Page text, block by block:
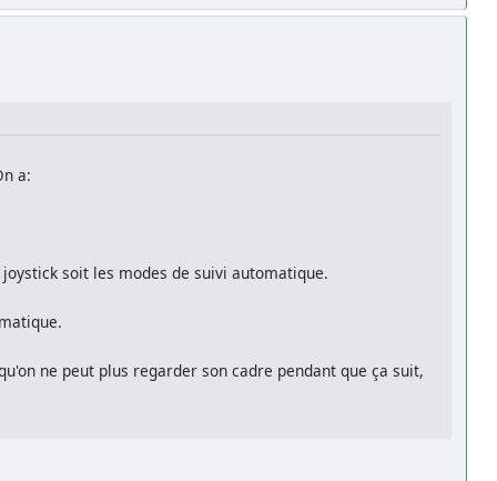
a:
soit les modes de suivi automatique.
ne peut plus regarder son cadre pendant que ça suit,